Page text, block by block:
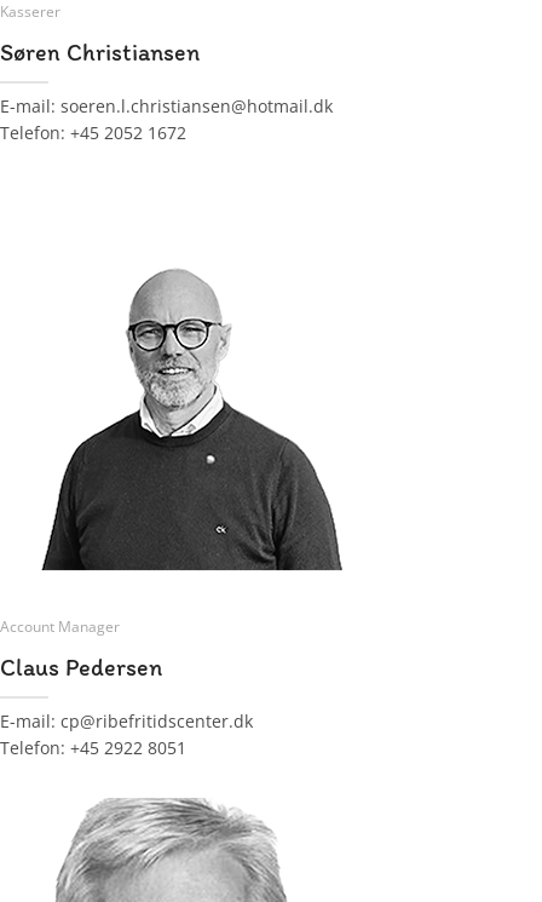
Kasserer
Søren Christiansen
E-mail: soeren.l.christiansen@hotmail.dk
Telefon: +45 2052 1672
Account Manager
Claus Pedersen
E-mail: cp@ribefritidscenter.dk
Telefon: +45 2922 8051